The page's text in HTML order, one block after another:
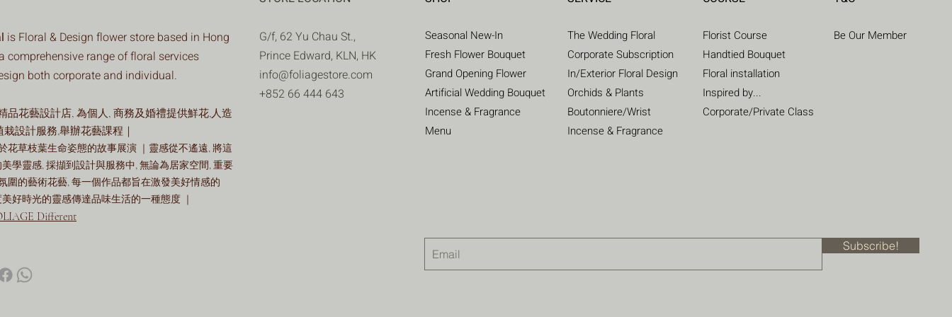
is Floral & Design flower store based in Hong
comprehensive range of floral services
both corporate and individual.
品花藝設計店, 為個人, 商務及婚禮提供鮮花,人造
設計服務,舉辦花藝課程｜
花草枝葉生命姿態的故事展演 ｜靈感從不遙遠, 將這
學靈感, 採擷到設計與服務中, 無論為居家空間, 重要
圍的藝術花藝, 每一個作品都旨在激發美好情感的
好時光的靈感傳達品味生活的一種態度 ｜
Different
G/f, 62 Yu Chau St.,
Prince Edward, KLN, HK
info@foliagestore.com
+852 66 444 643
Seasonal New-In
Fresh Flower Bouquet
Grand Opening Flower
Artificial Wedding Bouquet​
Incense & Fragrance
Menu
The Wedding Floral
Corporate Subscription
In/Exterior Floral Design
Orchids & Plants
Boutonniere/Wrist
Incense & Fragrance
Florist Course
Handtied Bouquet
Floral installation
Inspired by...
Corporate/Private Class
Be Our Member
Subscribe!